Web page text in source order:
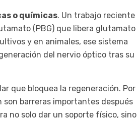
o químicas. Un trabajo reciente
(PBG) que libera glutamato
y en animales, ese sistema
del nervio óptico tras su
que bloquea la regeneración. Por
barreras importantes después
no solo dar un soporte físico, sino